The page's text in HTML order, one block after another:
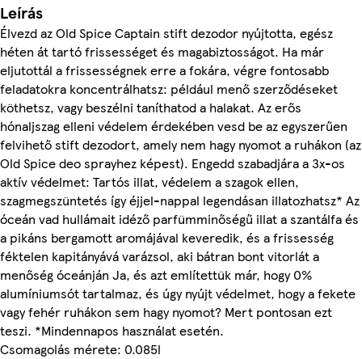
Leírás
Élvezd az Old Spice Captain stift dezodor nyújtotta, egész
héten át tartó frissességet és magabiztosságot. Ha már
eljutottál a frissességnek erre a fokára, végre fontosabb
feladatokra koncentrálhatsz: például menő szerződéseket
köthetsz, vagy beszélni taníthatod a halakat. Az erős
hónaljszag elleni védelem érdekében vesd be az egyszerűen
felvihető stift dezodort, amely nem hagy nyomot a ruhákon (az
Old Spice deo sprayhez képest). Engedd szabadjára a 3x-os
aktív védelmet: Tartós illat, védelem a szagok ellen,
szagmegszüntetés így éjjel-nappal legendásan illatozhatsz* Az
óceán vad hullámait idéző parfümminőségű illat a szantálfa és
a pikáns bergamott aromájával keveredik, és a frissesség
féktelen kapitányává varázsol, aki bátran bont vitorlát a
menőség óceánján Ja, és azt említettük már, hogy 0%
alumíniumsót tartalmaz, és úgy nyújt védelmet, hogy a fekete
vagy fehér ruhákon sem hagy nyomot? Mert pontosan ezt
teszi. *Mindennapos használat esetén.
Csomagolás mérete: 0.085l